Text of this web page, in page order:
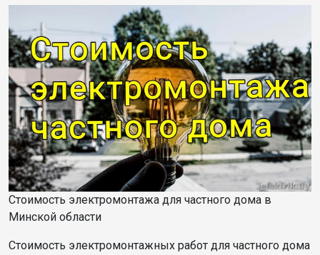
Стоимость электромонтажа для частного дома в
Минской области
Стоимость электромонтажных работ для частного дома